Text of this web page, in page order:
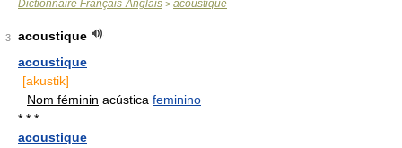
Dictionnaire Français-Anglais > acoustique
3
acoustique
acoustique
[akustik]
Nom féminin acústica feminino
* * *
acoustique